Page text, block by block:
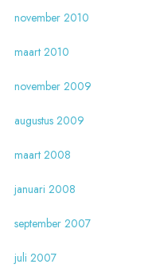
november 2010
maart 2010
november 2009
augustus 2009
maart 2008
januari 2008
september 2007
juli 2007